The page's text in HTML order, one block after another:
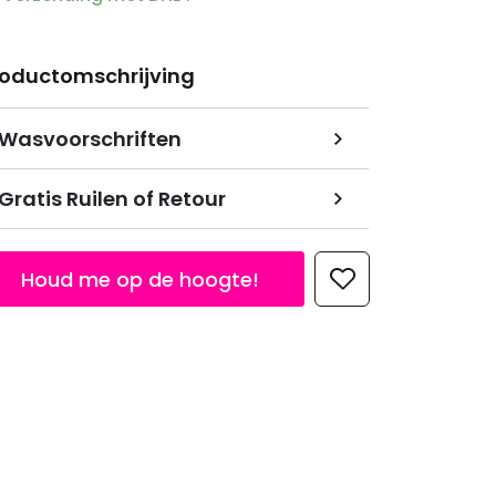
Gratis Ruilen of Retour
Houd me op de hoogte!